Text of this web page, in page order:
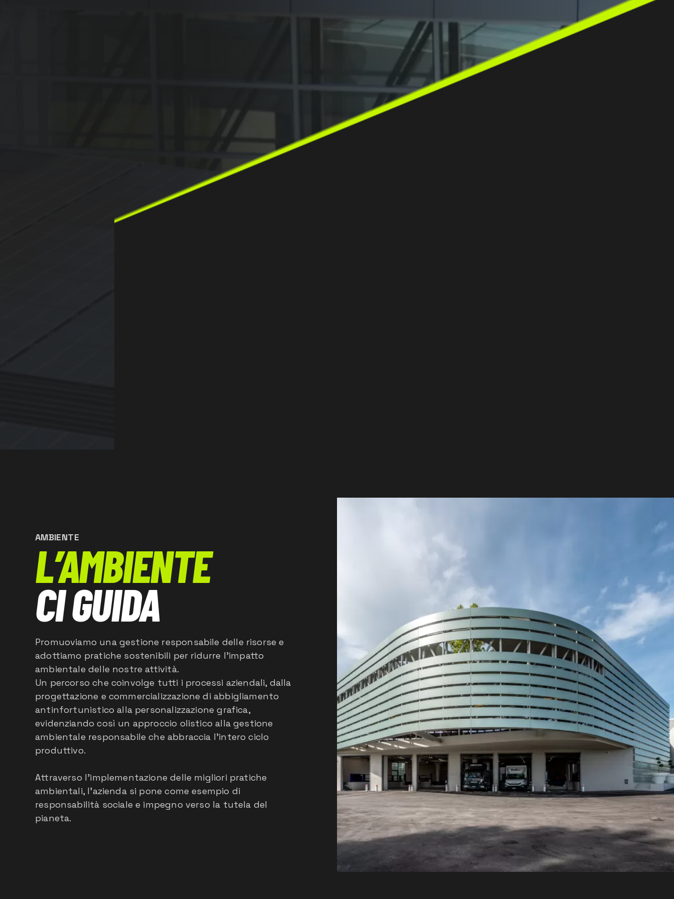
AMBIENTE
L’AMBIENTE
CI GUIDA
Promuoviamo una gestione responsabile delle risorse e
adottiamo pratiche sostenibili per ridurre l'impatto
ambientale delle nostre attività.
Un percorso che coinvolge tutti i processi aziendali, dalla
progettazione e commercializzazione di abbigliamento
antinfortunistico alla personalizzazione grafica,
evidenziando così un approccio olistico alla gestione
ambientale responsabile che abbraccia l'intero ciclo
produttivo.
Attraverso l'implementazione delle migliori pratiche
ambientali, l'azienda si pone come esempio di
responsabilità sociale e impegno verso la tutela del
pianeta.